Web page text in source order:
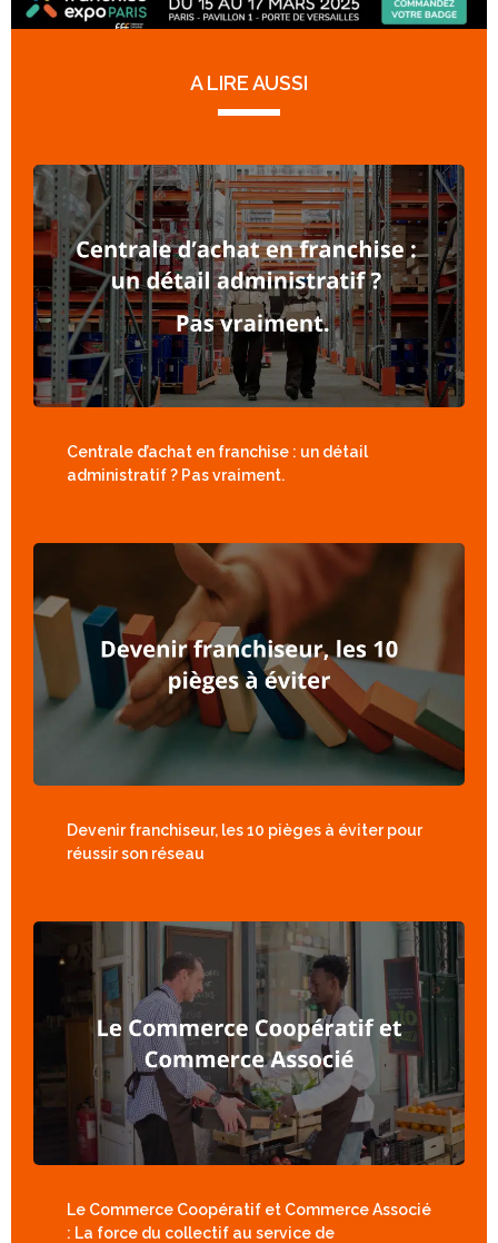
A LIRE AUSSI
Centrale d’achat en franchise : un détail
administratif ? Pas vraiment.
Devenir franchiseur, les 10 pièges à éviter pour
réussir son réseau
Le Commerce Coopératif et Commerce Associé
: La force du collectif au service de